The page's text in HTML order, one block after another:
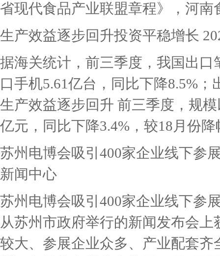
省现代食品产业联盟章程》，河南
生产效益逐步回升投资平稳增长
据海关统计，前三季度，我国出口
口手机5.61亿台，同比下降8.5%
生产效益逐步回升 前三季度，规
亿元，同比下降3.4%，较18月份降
苏州电博会吸引400家企业线下参
新闻中心
苏州电博会吸引400家企业线下参
从苏州市政府举行的新闻发布会
较大、参展企业众多、产业配套